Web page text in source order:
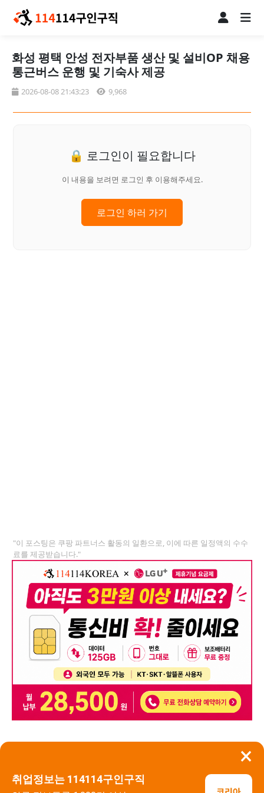
×
취업정보는 114114구인구직
화성 평택 안성 전자부품 생산 및 설비OP 채용
통근버스 운행 및 기숙사 제공
2026-08-08 21:43:23 9,968
🔒 로그인이 필요합니다
이 내용을 보려면 로그인 후 이용해주세요.
로그인 하러 가기
"이 포스팅은 쿠팡 파트너스 활동의 일환으로, 이에 따른 일정액의 수수
료를 제공받습니다."